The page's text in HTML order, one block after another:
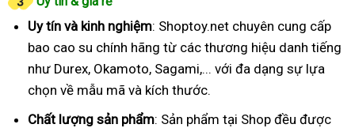
Uy tín và kinh nghiệm: Shoptoy.net chuyên cung cấp
bao cao su chính hãng từ các thương hiệu danh tiếng
như Durex, Okamoto, Sagami,... với đa dạng sự lựa
chọn về mẫu mã và kích thước.
Chất lượng sản phẩm: Sản phẩm tại Shop đều được